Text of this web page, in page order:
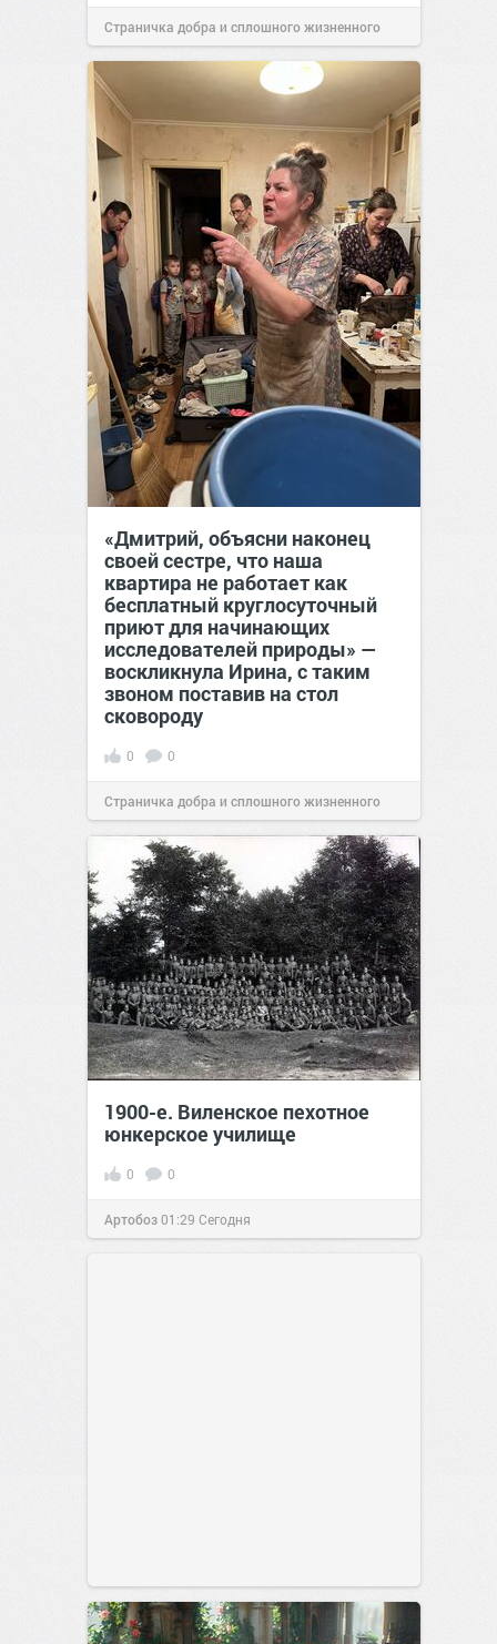
Страничка добра и сплошного жизненного
позитива!00:29Сегодня
«Дмитрий, объясни наконец
своей сестре, что наша
квартира не работает как
бесплатный круглосуточный
приют для начинающих
исследователей природы» —
воскликнула Ирина, с таким
звоном поставив на стол
сковороду
0 0
Страничка добра и сплошного жизненного
позитива!00:28Сегодня
1900-е. Виленское пехотное
юнкерское училище
0 0
Артобоз01:29 Сегодня